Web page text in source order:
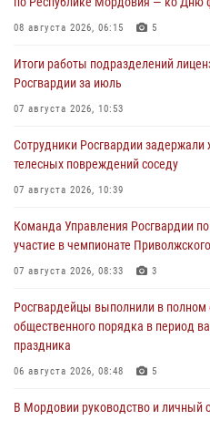
08 августа 2026, 06:15 5
Итоги работы подразделений
Росгвардии за июль
07 августа 2026, 10:53
Сотрудники Росгвардии задержали
телесных повреждений соседу
07 августа 2026, 10:39
Команда Управления Росгвардии
участие в чемпионате
07 августа 2026, 08:33 3
Росгвардейцы выполнили в полном
общественного порядка в период
праздника
06 августа 2026, 08:48 5
В Мордовии руководство и личный